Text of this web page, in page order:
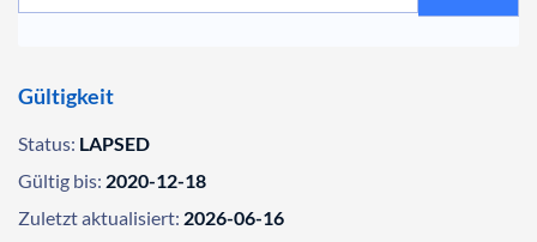
Gültigkeit
Status: LAPSED
Gültig bis: 2020-12-18
Zuletzt aktualisiert: 2026-06-16